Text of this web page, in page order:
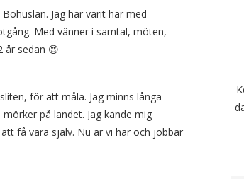
Bohuslän. Jag har varit här med
Med vänner i samtal, möten,
år sedan 😍
för att måla. Jag minns långa
på landet. Jag kände mig
få vara själv. Nu är vi här och jobbar